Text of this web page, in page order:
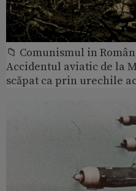
📁 Comunismul in
Accidentul aviatic de la
scăpat ca prin urechile